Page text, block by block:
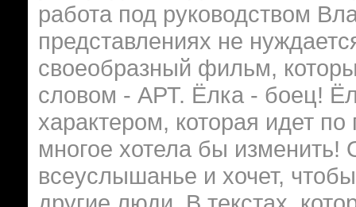
работа под руководством
представлениях не
своеобразный фильм,
словом - АРТ. Ёлка - боец!
характером, которая идет
многое хотела бы изменить!
всеуслышанье и хочет,